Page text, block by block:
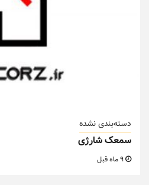
دسته‌بندی نشده
سمعک شارژی